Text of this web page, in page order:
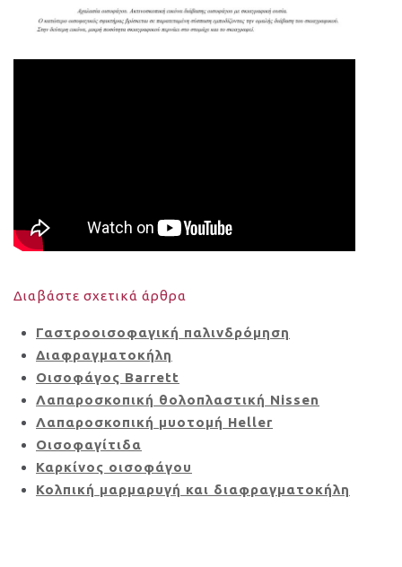
Διαβάστε σχετικά άρθρα
Γαστροοισοφαγική παλινδρόμηση
Διαφραγματοκήλη
Οισοφάγος Barrett
Λαπαροσκοπική θολοπλαστική Nissen
Λαπαροσκοπική μυοτομή Heller
Οισοφαγίτιδα
Καρκίνος οισοφάγου
Κολπική μαρμαρυγή και διαφραγματοκήλη